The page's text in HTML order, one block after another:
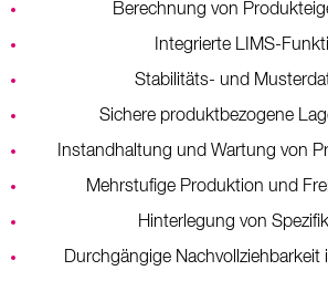
Berechnung von
Integrierte LIMS-
Stabilitäts- und
Sichere produktbezogene
Instandhaltung und Wartung von
Mehrstufige Produktion und
Hinterlegung von
Durchgängige Nachvollziehbarkeit